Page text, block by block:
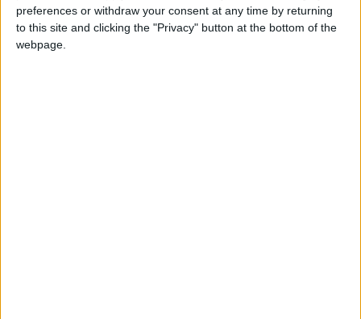
preferences or withdraw your consent at any time by returning
to this site and clicking the "Privacy" button at the bottom of the
webpage.
Scopri il risparmio➔